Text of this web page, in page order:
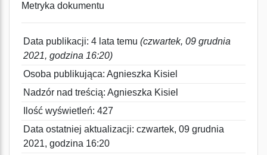
Metryka dokumentu
Data publikacji: 4 lata temu (czwartek, 09 grudnia
2021, godzina 16:20)
Osoba publikująca: Agnieszka Kisiel
Nadzór nad treścią: Agnieszka Kisiel
Ilość wyświetleń: 427
Data ostatniej aktualizacji: czwartek, 09 grudnia
2021, godzina 16:20